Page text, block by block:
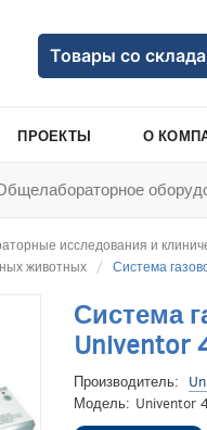
Товары со склада
ПРОЕКТЫ О
исследования и
животных
Система
Система
Univentor
Производитель:
Модель: Univentor